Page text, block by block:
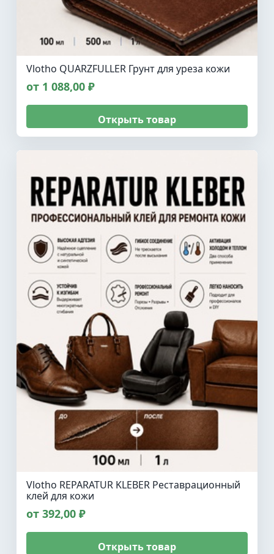
Vlotho QUARZFULLER Грунт для уреза кожи
от 1 088,00 ₽
Открыть товар
Vlotho REPARATUR KLEBER Реставрационный
клей для кожи
от 392,00 ₽
Открыть товар